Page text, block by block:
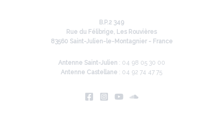
B.P.2 349
Rue du Félibrige, Les Rouvières
83560 Saint-Julien-le-Montagnier - France
Antenne Saint-Julien : 04 98 05 30 00
Antenne Castellane : 04 92 74 47 75